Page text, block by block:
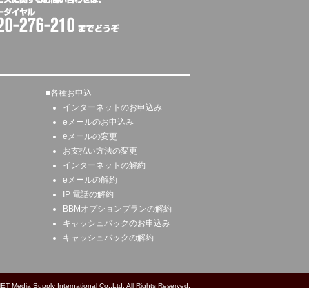
■各種お申込
インターネットのお申込み
eメールのお申込み
eメールの変更
お支払い方法の変更
インターネットの解約
eメールの解約
IP 電話の解約
BBMオプションプランの解約
キャッシュバックのお申込み
キャッシュバックの解約
Media Supply International Co.,Ltd. All Rights Reserved.